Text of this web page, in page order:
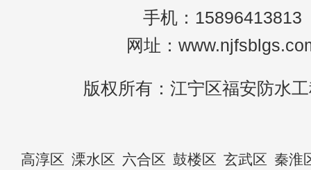
手机：15896413813
网址：
版权所有：江宁区福安防水
高淳区 溧水区 六合区 鼓楼区 玄武区 秦淮